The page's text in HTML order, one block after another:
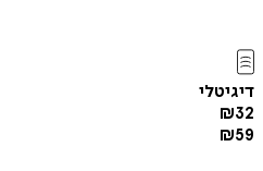
דיגיטלי
₪32
₪59